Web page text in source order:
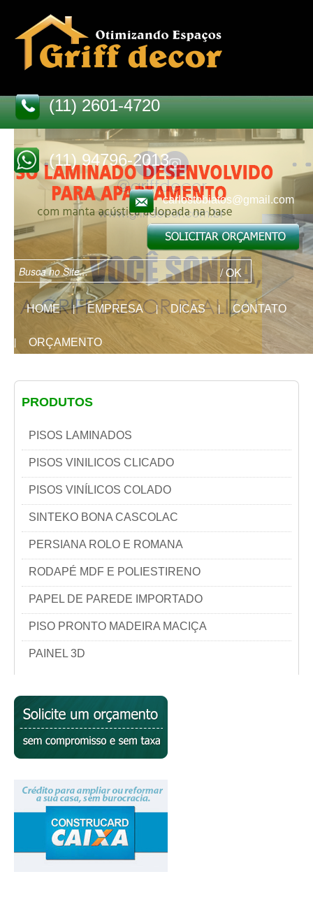
(11) 2601-4720
(11) 94796-2013
carlostobiatos@gmail.com
HOME | EMPRESA | DICAS | CONTATO
ORÇAMENTO
PRODUTOS
PISOS LAMINADOS
PISOS VINILICOS CLICADO
PISOS VINÍLICOS COLADO
SINTEKO BONA CASCOLAC
PERSIANA ROLO E ROMANA
RODAPÉ MDF E POLIESTIRENO
PAPEL DE PAREDE IMPORTADO
PISO PRONTO MADEIRA MACIÇA
PAINEL 3D